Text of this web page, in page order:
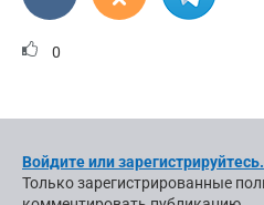
0
Войдите или зарегистрируйтесь.
Только зарегистрированные